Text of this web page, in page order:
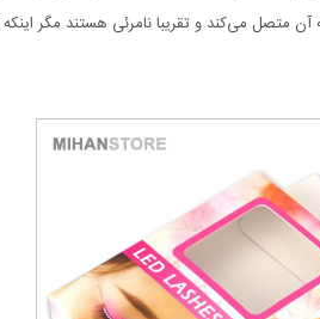
می‌کند و تقریبا نامرئی هستند مگر